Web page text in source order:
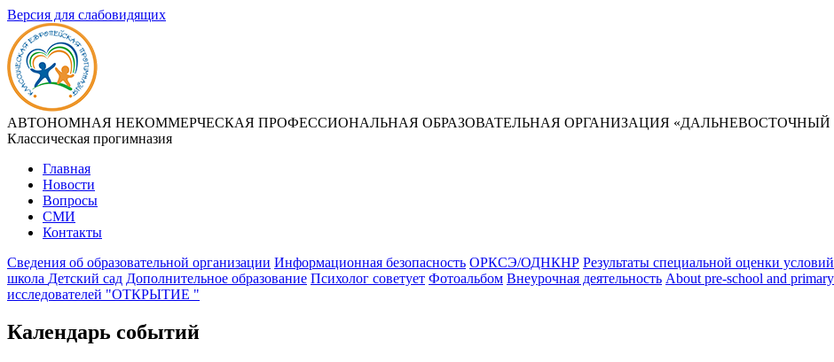
Версия для слабовидящих
АВТОНОМНАЯ НЕКОММЕРЧЕСКАЯ ПРОФЕССИОНАЛЬНАЯ ОБРАЗОВАТЕЛЬНАЯ ОРГАНИЗАЦИЯ «ДАЛЬНЕВОСТОЧНЫЙ
Классическая прогимназия
Главная
Новости
Вопросы
СМИ
Контакты
Сведения об образовательной организации Информационная безопасность ОРКСЭ/ОДНКНР Результаты специальной оценки
школа Детский сад Дополнительное образование Психолог советует Фотоальбом Внеурочная деятельность About pre-school and
исследователей "ОТКРЫТИЕ "
Календарь событий